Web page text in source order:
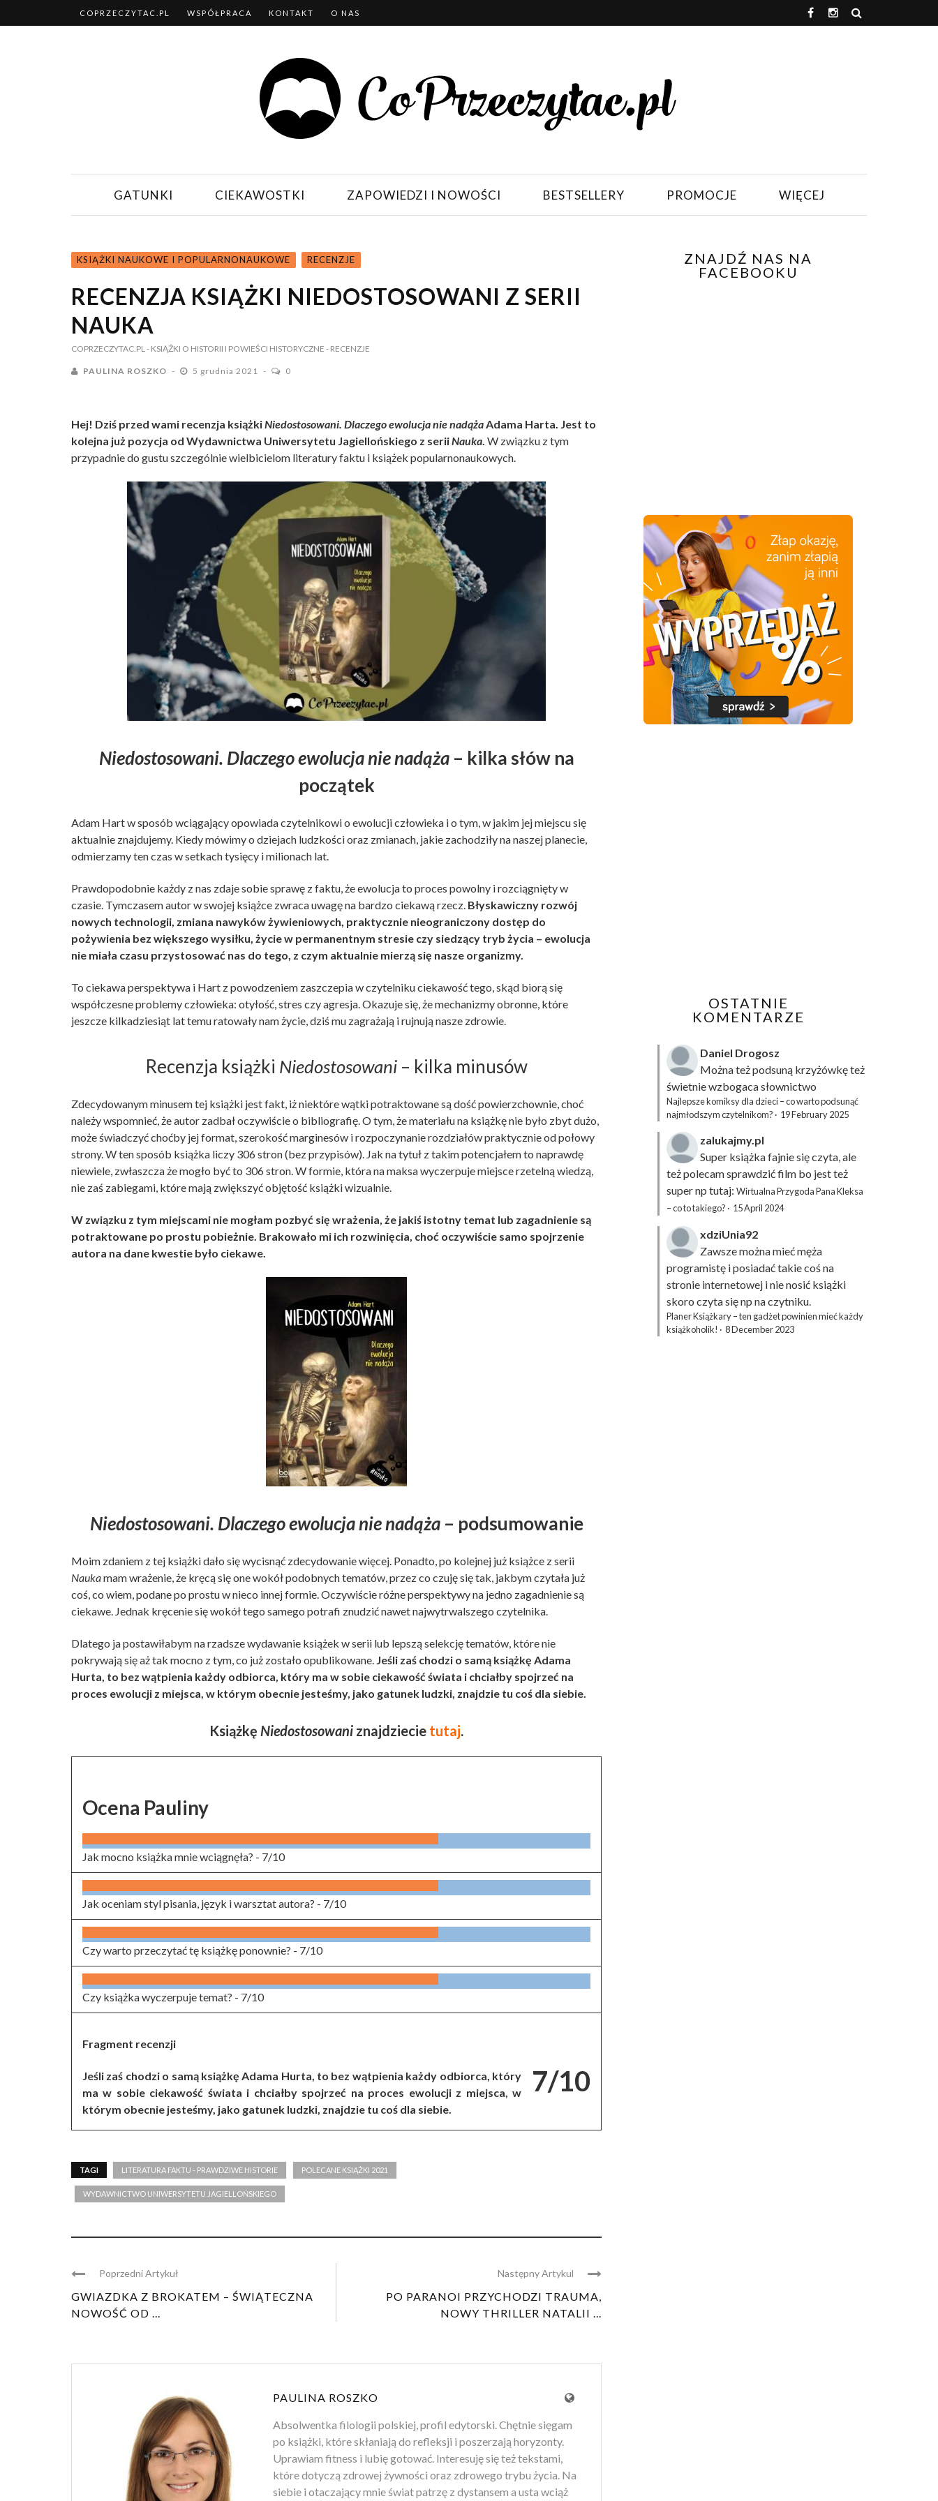
COPRZECZYTAC.PL WSPÓŁPRACA KONTAKT O NAS
GATUNKI CIEKAWOSTKI ZAPOWIEDZI I NOWOŚCI BESTSELLERY PROMOCJE WIĘCEJ
KSIĄŻKI NAUKOWE I POPULARNONAUKOWE RECENZJE
RECENZJA KSIĄŻKI NIEDOSTOSOWANI Z SERII
NAUKA
COPRZECZYTAC.PL- KSIĄŻKI O HISTORII I POWIEŚCI HISTORYCZNE - RECENZJE
PAULINA ROSZKO 5 grudnia 2021 0
Hej! Dziś przed wami recenzja książkiNiedostosowani. Dlaczego ewolucja nie nadążaAdama Harta. Jest to
kolejna już pozycja od Wydawnictwa Uniwersytetu Jagiellońskiego z seriiNauka. W związku z tym
przypadnie do gustu szczególnie wielbicielom literatury faktu i książek popularnonaukowych.
Niedostosowani. Dlaczego ewolucja nie nadąża– kilka słów na
początek
Adam Hart w sposób wciągający opowiada czytelnikowi o ewolucji człowieka i o tym, w jakim jej miejscu się
aktualnie znajdujemy. Kiedy mówimy o dziejach ludzkości oraz zmianach, jakie zachodziły na naszej planecie,
odmierzamy ten czas w setkach tysięcy i milionach lat.
Prawdopodobnie każdy z nas zdaje sobie sprawę z faktu, że ewolucja to proces powolny i rozciągnięty w
czasie. Tymczasem autor w swojej książce zwraca uwagę na bardzo ciekawą rzecz. Błyskawiczny rozwój
nowych technologii, zmiana nawyków żywieniowych, praktycznie nieograniczony dostęp do
pożywienia bez większego wysiłku, życie w permanentnym stresie czy siedzący tryb życia – ewolucja
nie miała czasu przystosować nas do tego, z czym aktualnie mierzą się nasze organizmy.
To ciekawa perspektywa i Hart z powodzeniem zaszczepia w czytelniku ciekawość tego, skąd biorą się
współczesne problemy człowieka: otyłość, stres czy agresja. Okazuje się, że mechanizmy obronne, które
jeszcze kilkadziesiąt lat temu ratowały nam życie, dziś mu zagrażają i rujnują nasze zdrowie.
Recenzja książki Niedostosowani – kilka minusów
Zdecydowanym minusem tej książki jest fakt, iż niektóre wątki potraktowane są dość powierzchownie, choć
należy wspomnieć, że autor zadbał oczywiście o bibliografię. O tym, że materiału na książkę nie było zbyt dużo,
może świadczyć choćby jej format, szerokość marginesów i rozpoczynanie rozdziałów praktycznie od połowy
strony. W ten sposób książka liczy 306 stron (bez przypisów). Jak na tytuł z takim potencjałem to naprawdę
niewiele, zwłaszcza że mogło być to 306 stron. W formie, która na maksa wyczerpuje miejsce rzetelną wiedzą,
nie zaś zabiegami, które mają zwiększyć objętość książki wizualnie.
W związku z tym miejscami nie mogłam pozbyć się wrażenia, że jakiś istotny temat lub zagadnienie są
potraktowane po prostu pobieżnie. Brakowało mi ich rozwinięcia, choć oczywiście samo spojrzenie
autora na dane kwestie było ciekawe.
Niedostosowani. Dlaczego ewolucja nie nadąża– podsumowanie
Moim zdaniem z tej książki dało się wycisnąć zdecydowanie więcej. Ponadto, po kolejnej już książce z serii
Naukamam wrażenie, że kręcą się one wokół podobnych tematów, przez co czuję się tak, jakbym czytała już
coś, co wiem, podane po prostu w nieco innej formie. Oczywiście różne perspektywy na jedno zagadnienie są
ciekawe. Jednak kręcenie się wokół tego samego potrafi znudzić nawet najwytrwalszego czytelnika.
Dlatego ja postawiłabym na rzadsze wydawanie książek w serii lub lepszą selekcję tematów, które nie
pokrywają się aż tak mocno z tym, co już zostało opublikowane. Jeśli zaś chodzi o samą książkę Adama
Hurta, to bez wątpienia każdy odbiorca, który ma w sobie ciekawość świata i chciałby spojrzeć na
proces ewolucji z miejsca, w którym obecnie jesteśmy, jako gatunek ludzki, znajdzie tu coś dla siebie.
Książkę Niedostosowani znajdziecie tutaj.
Ocena Pauliny
Jak mocno książka mnie wciągnęła? - 7/10
Jak oceniam styl pisania, język i warsztat autora? - 7/10
Czy warto przeczytać tę książkę ponownie? - 7/10
Czy książka wyczerpuje temat? - 7/10
7/10
Fragment recenzji
Jeśli zaś chodzi o samą książkę Adama Hurta, to bez wątpienia każdy odbiorca, który
ma w sobie ciekawość świata i chciałby spojrzeć na proces ewolucji z miejsca, w
którym obecnie jesteśmy, jako gatunek ludzki, znajdzie tu coś dla siebie.
TAGI LITERATURA FAKTU - PRAWDZIWE HISTORIE POLECANE KSIĄŻKI 2021
WYDAWNICTWO UNIWERSYTETU JAGIELLOŃSKIEGO
Poprzedni Artykuł
GWIAZDKA Z BROKATEM – ŚWIĄTECZNA
NOWOŚĆ OD ...
Następny Artykul
PO PARANOI PRZYCHODZI TRAUMA,
NOWY THRILLER NATALII ...
PAULINA ROSZKO
Absolwentka filologii polskiej, profil edytorski. Chętnie sięgam
po książki, które skłaniają do refleksji i poszerzają horyzonty.
Uprawiam fitness i lubię gotować. Interesuję się też tekstami,
które dotyczą zdrowej żywności oraz zdrowego trybu życia. Na
siebie i otaczający mnie świat patrzę z dystansem a usta wciąż
ZNAJDŹ NAS NA
FACEBOOKU
OSTATNIE
KOMENTARZE
Daniel Drogosz
Można też podsuną krzyżówkęteż
świetnie wzbogaca słownictwo
Najlepsze komiksy dla dzieci – co warto podsunąć
najmłodszym czytelnikom? · 19 February 2025
zalukajmy.pl
Super książka fajnie się czyta, ale
też polecam sprawdzić film bo jest też
super np tutaj: Wirtualna Przygoda Pana Kleksa
– co to takiego? · 15 April 2024
xdziUnia92
Zawsze można mieć męża
programistę i posiadać takie coś na
stronie internetowej i nie nosić książki
skoro czyta się np na czytniku.
Planer Książkary – ten gadżet powinien mieć każdy
książkoholik! · 8 December 2023